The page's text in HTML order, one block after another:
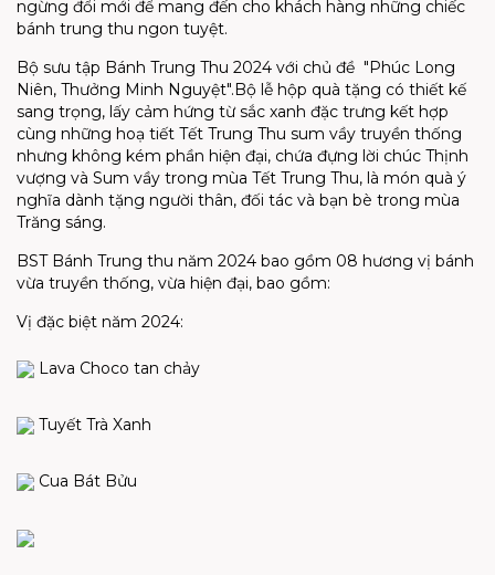
ngừng đổi mới để mang đến cho khách hàng những chiếc
bánh trung thu ngon tuyệt.
Bộ sưu tập Bánh Trung Thu 2024 với chủ đề "Phúc Long
Niên, Thưởng Minh Nguyệt".Bộ lễ hộp quà tặng có thiết kế
sang trọng, lấy cảm hứng từ sắc xanh đặc trưng kết hợp
cùng những hoạ tiết Tết Trung Thu sum vầy truyền thống
nhưng không kém phần hiện đại, chứa đựng lời chúc Thịnh
vượng và Sum vầy trong mùa Tết Trung Thu, là món quà ý
nghĩa dành tặng người thân, đối tác và bạn bè trong mùa
Trăng sáng.
BST Bánh Trung thu năm 2024 bao gồm 08 hương vị bánh
vừa truyền thống, vừa hiện đại, bao gồm:
Vị đặc biệt năm 2024:
Lava Choco tan chảy
Tuyết Trà Xanh
Cua Bát Bửu